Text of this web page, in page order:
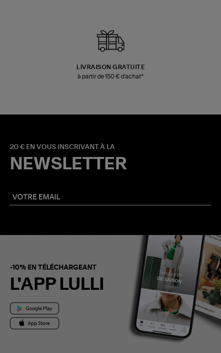
LIVRAISON GRATUITE
à partir de 150 € d'achat*
20 € EN VOUS INSCRIVANT À LA
NEWSLETTER
-10% EN TÉLÉCHARGEANT
L'APP LULLI